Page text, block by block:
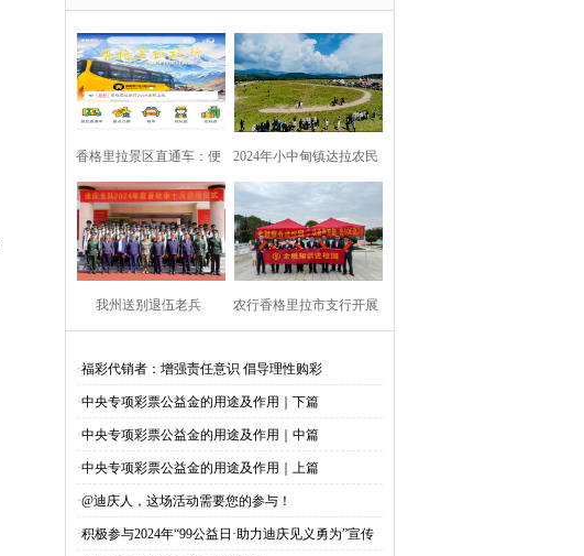
香格里拉景区直通车：便
捷出行，一站直达美景
2024年小中甸镇达拉农民
丰收节在团结村吉达木草
原举行
我州送别退伍老兵​ 农行香格里拉市支行开展
·福彩代销者：增强责任意识 倡导理性购彩
·中央专项彩票公益金的用途及作用｜下篇
·中央专项彩票公益金的用途及作用｜中篇
·中央专项彩票公益金的用途及作用｜上篇
·@迪庆人，这场活动需要您的参与！
·积极参与2024年“99公益日·助力迪庆见义勇为”宣传